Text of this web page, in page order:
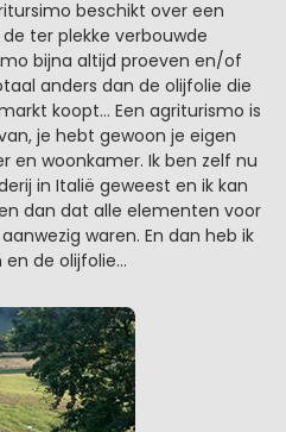
beschikt over een
ter plekke verbouwde
bijna altijd proeven en/of
anders dan de olijfolie die
koopt… Een agriturismo is
je hebt gewoon je eigen
en woonkamer. Ik ben zelf nu
in Italië geweest en ik kan
dan dat alle elementen voor
waren. En dan heb ik
de olijfolie…